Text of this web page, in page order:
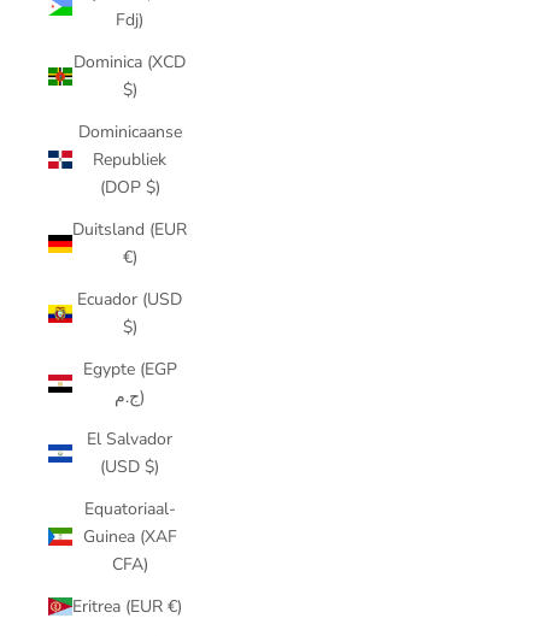
Fdj)
Dominica (XCD
$)
Dominicaanse
Republiek
(DOP $)
Duitsland (EUR
€)
Ecuador (USD
$)
Egypte (EGP
ج.م)
El Salvador
(USD $)
Equatoriaal-
Guinea (XAF
CFA)
Eritrea (EUR €)